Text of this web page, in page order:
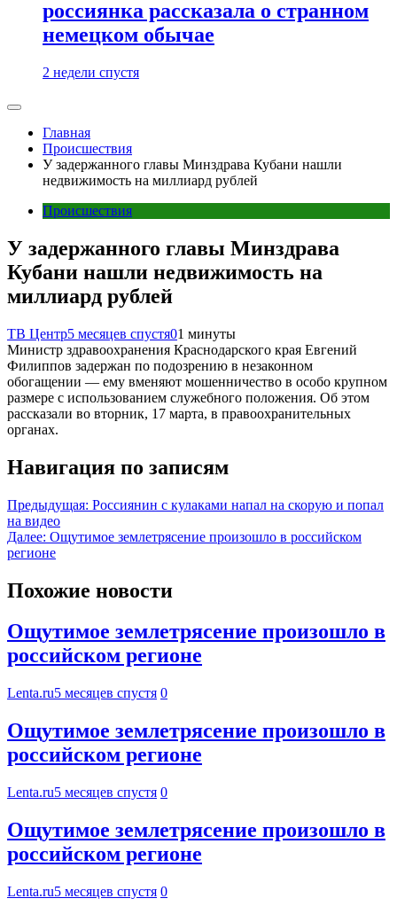
россиянка рассказала о странном
немецком обычае
2 недели спустя
Главная
Происшествия
У задержанного главы Минздрава Кубани нашли
недвижимость на миллиард рублей
Происшествия
У задержанного главы Минздрава
Кубани нашли недвижимость на
миллиард рублей
ТВ Центр5 месяцев спустя01 минуты
Министр здравоохранения Краснодарского края Евгений
Филиппов задержан по подозрению в незаконном
обогащении — ему вменяют мошенничество в особо крупном
размере с использованием служебного положения. Об этом
рассказали во вторник, 17 марта, в правоохранительных
органах.
Навигация по записям
Предыдущая: Россиянин с кулаками напал на скорую и попал
на видео
Далее: Ощутимое землетрясение произошло в российском
регионе
Похожие новости
Ощутимое землетрясение произошло в
российском регионе
Lenta.ru5 месяцев спустя 0
Ощутимое землетрясение произошло в
российском регионе
Lenta.ru5 месяцев спустя 0
Ощутимое землетрясение произошло в
российском регионе
Lenta.ru5 месяцев спустя 0